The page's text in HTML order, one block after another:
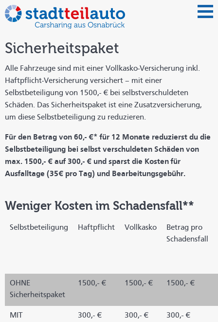
Sicherheitspaket
Alle Fahrzeuge sind mit einer Vollkasko-Versicherung inkl.
Haftpflicht-Versicherung versichert – mit einer
Selbstbeteiligung von 1500,- € bei selbstverschuldeten
Schäden. Das Sicherheitspaket ist eine Zusatzversicherung,
um diese Selbstbeteiligung zu reduzieren.
Für den Betrag von 60,- €* für 12 Monate reduzierst du die
Selbstbeteiligung bei selbst verschuldeten Schäden von
max. 1500,- € auf 300,- € und sparst die Kosten für
Ausfalltage (35€ pro Tag) und Bearbeitungsgebühr.
Weniger Kosten im Schadensfall**
Selbstbeteiligung Haftpflicht Vollkasko
Betrag pro
Schadensfall
OHNE
Sicherheitspaket
1500,- € 1500,- € 1500,- €
MIT
300,- € 300,- € 300,- €